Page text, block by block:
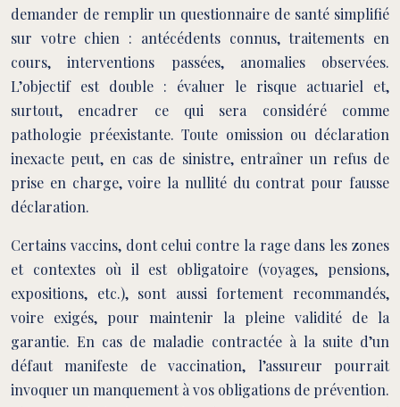
demander de remplir un questionnaire de santé simplifié
sur votre chien : antécédents connus, traitements en
cours, interventions passées, anomalies observées.
L’objectif est double : évaluer le risque actuariel et,
surtout, encadrer ce qui sera considéré comme
pathologie préexistante. Toute omission ou déclaration
inexacte peut, en cas de sinistre, entraîner un refus de
prise en charge, voire la nullité du contrat pour fausse
déclaration.
Certains vaccins, dont celui contre la rage dans les zones
et contextes où il est obligatoire (voyages, pensions,
expositions, etc.), sont aussi fortement recommandés,
voire exigés, pour maintenir la pleine validité de la
garantie. En cas de maladie contractée à la suite d’un
défaut manifeste de vaccination, l’assureur pourrait
invoquer un manquement à vos obligations de prévention.